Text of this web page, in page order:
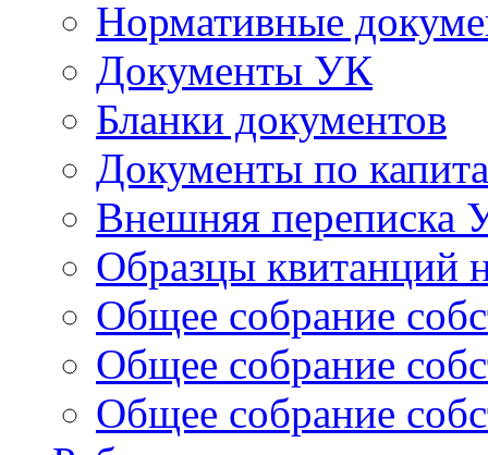
Нормативные
Документы УК
Бланки документов
Документы по
Внешняя переписка
Образцы квитанций
Общее собрание
Общее собрание
Общее собрание